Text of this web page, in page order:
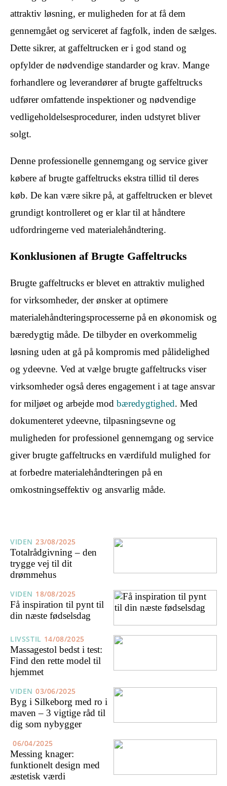
attraktiv løsning, er muligheden for at få dem
gennemgået og serviceret af fagfolk, inden de sælges.
Dette sikrer, at gaffeltrucken er i god stand og
opfylder de nødvendige standarder og krav. Mange
forhandlere og leverandører af brugte gaffeltrucks
udfører omfattende inspektioner og nødvendige
vedligeholdelsesprocedurer, inden udstyret bliver
solgt.
Denne professionelle gennemgang og service giver
købere af brugte gaffeltrucks ekstra tillid til deres
køb. De kan være sikre på, at gaffeltrucken er blevet
grundigt kontrolleret og er klar til at håndtere
udfordringerne ved materialehåndtering.
Konklusionen af Brugte Gaffeltrucks
Brugte gaffeltrucks er blevet en attraktiv mulighed
for virksomheder, der ønsker at optimere
materialehåndteringsprocesserne på en økonomisk og
bæredygtig måde. De tilbyder en overkommelig
løsning uden at gå på kompromis med pålidelighed
og ydeevne. Ved at vælge brugte gaffeltrucks viser
virksomheder også deres engagement i at tage ansvar
for miljøet og arbejde mod bæredygtighed. Med
dokumenteret ydeevne, tilpasningsevne og
muligheden for professionel gennemgang og service
giver brugte gaffeltrucks en værdifuld mulighed for
at forbedre materialehåndteringen på en
omkostningseffektiv og ansvarlig måde.
VIDEN 23/08/2025
Totalrådgivning – den
trygge vej til dit
drømmehus
VIDEN 18/08/2025
Få inspiration til pynt til
din næste fødselsdag
LIVSSTIL 14/08/2025
Massagestol bedst i test:
Find den rette model til
hjemmet
VIDEN 03/06/2025
Byg i Silkeborg med ro i
maven – 3 vigtige råd til
dig som nybygger
06/04/2025
Messing knager:
funktionelt design med
æstetisk værdi